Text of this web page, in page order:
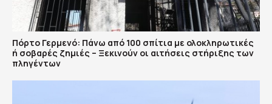
Πόρτο Γερμενό: Πάνω από 100 σπίτια με ολοκληρωτικές
ή σοβαρές ζημιές – Ξεκινούν οι αιτήσεις στήριξης των
πληγέντων